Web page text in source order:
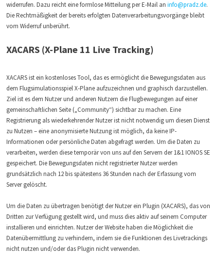
widerrufen. Dazu reicht eine formlose Mitteilung per E-Mail an info@pradz.de.
Die Rechtmäßigkeit der bereits erfolgten Datenverarbeitungsvorgänge bleibt
vom Widerruf unberührt.
XACARS (X-Plane 11 Live Tracking)
XACARS ist ein kostenloses Tool, das es ermöglicht die Bewegungsdaten aus
dem Flugsimulationsspiel X-Plane aufzuzeichnen und graphisch darzustellen.
Ziel ist es dem Nutzer und anderen Nutzern die Flugbewegungen auf einer
gemeinschaftlichen Seite („Community“) sichtbar zu machen. Eine
Registrierung als wiederkehrender Nutzer ist nicht notwendig um diesen Dienst
zu Nutzen – eine anonymisierte Nutzung ist möglich, da keine IP-
Informationen oder persönliche Daten abgefragt werden. Um die Daten zu
verarbeiten, werden diese temporär von uns auf den Servern der 1&1 IONOS SE
gespeichert. Die Bewegungsdaten nicht registrierter Nutzer werden
grundsätzlich nach 12 bis spätestens 36 Stunden nach der Erfassung vom
Server gelöscht.
Um die Daten zu übertragen benötigt der Nutzer ein Plugin (XACARS), das von
Dritten zur Verfügung gestellt wird, und muss dies aktiv auf seinem Computer
installieren und einrichten. Nutzer der Website haben die Möglichkeit die
Datenübermittlung zu verhindern, indem sie die Funktionen des Livetrackings
nicht nutzen und/oder das Plugin nicht verwenden.